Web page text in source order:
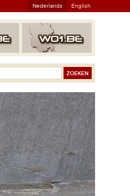
Nederlands English